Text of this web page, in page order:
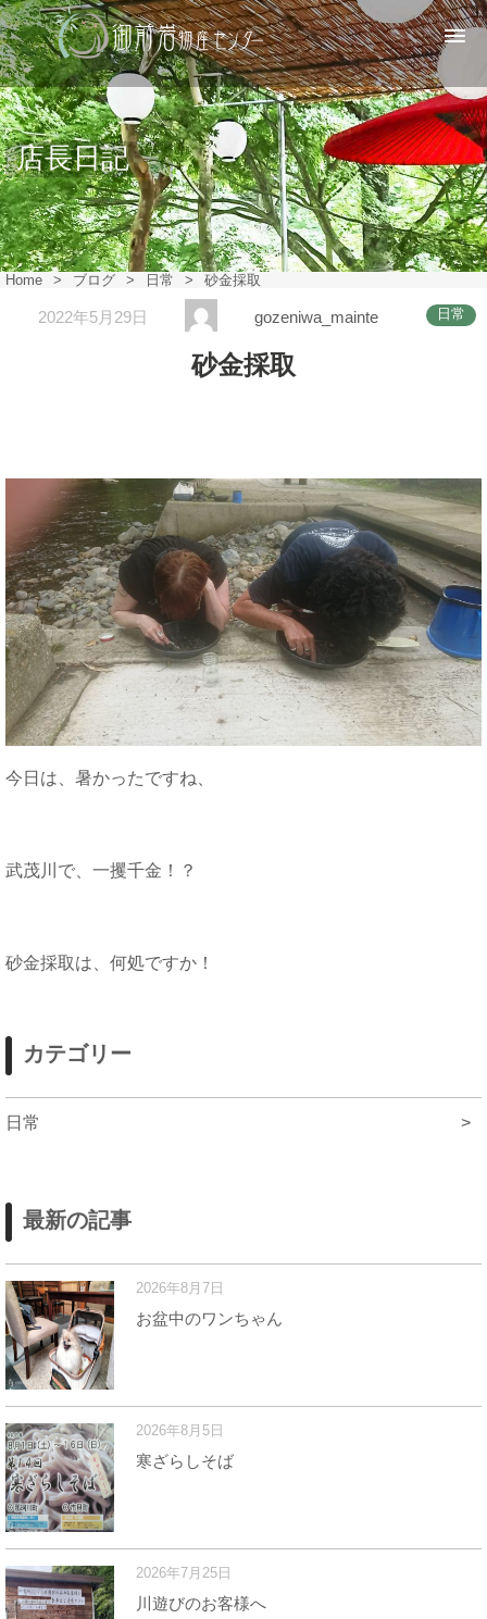
店長日記
Home > ブログ > 日常 > 砂金採取
2022年5月29日 gozeniwa_mainte 日常
砂金採取
今日は、暑かったですね、
武茂川で、一攫千金！？
砂金採取は、何処ですか！
カテゴリー
日常 >
最新の記事
2026年8月7日
お盆中のワンちゃん
2026年8月5日
寒ざらしそば
2026年7月25日
川遊びのお客様へ